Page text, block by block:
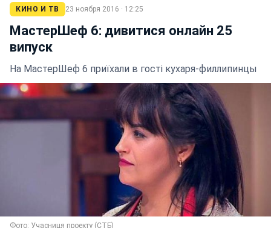
КИНО И ТВ 23 ноября 2016 · 12:25
МастерШеф 6: дивитися онлайн 25
випуск
На МастерШеф 6 приїхали в гості кухаря-филлипинцы
Фото: Учасниця проекту (СТБ)